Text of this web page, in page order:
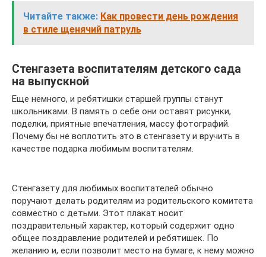
Читайте также: Как провести день рождения
в стиле щенячий патруль
Стенгазета воспитателям детского сада
на выпускной
Еще немного, и ребятишки старшей группы станут
школьниками. В память о себе они оставят рисунки,
поделки, приятные впечатления, массу фотографий.
Почему бы не воплотить это в стенгазету и вручить в
качестве подарка любимым воспитателям.
Стенгазету для любимых воспитателей обычно
поручают делать родителям из родительского комитета
совместно с детьми. Этот плакат носит
поздравительный характер, который содержит одно
общее поздравление родителей и ребятишек. По
желанию и, если позволит место на бумаге, к нему можно